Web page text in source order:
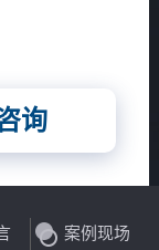
询
案例现场